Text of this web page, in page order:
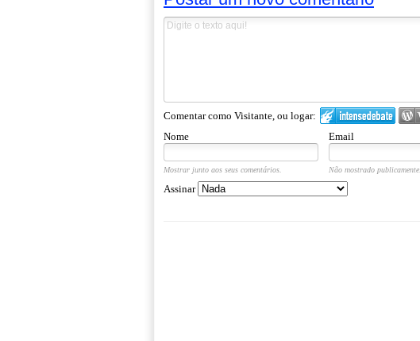
Comentar como Visitante, ou logar:
Nome Email
Mostrar junto aos seus comentários. Não mostrado publicamente.
Assinar